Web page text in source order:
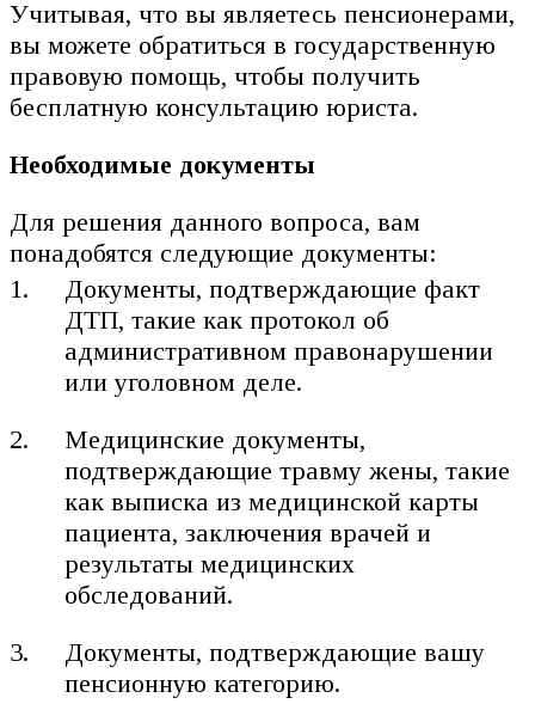
Учитывая, что вы являетесь пенсионерами,
вы можете обратиться в государственную
правовую помощь, чтобы получить
бесплатную консультацию юриста.
Необходимые документы
Для решения данного вопроса, вам
понадобятся следующие документы:
Документы, подтверждающие факт
ДТП, такие как протокол об
административном правонарушении
или уголовном деле.
Медицинские документы,
подтверждающие травму жены, такие
как выписка из медицинской карты
пациента, заключения врачей и
результаты медицинских
обследований.
Документы, подтверждающие вашу
пенсионную категорию.